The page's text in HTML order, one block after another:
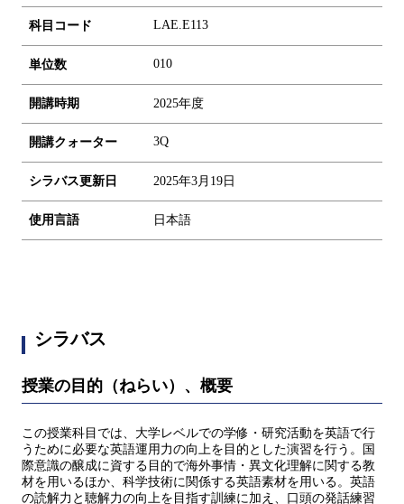
科目コード LAE.E113
単位数 010
開講時期 2025年度
開講クォーター 3Q
シラバス更新日 2025年3月19日
使用言語 日本語
シラバス
授業の目的（ねらい）、概要
この授業科目では、大学レベルでの学修・研究活動を英語で行
うために必要な英語運用力の向上を目的とした演習を行う。国
際意識の醸成に資する目的で海外事情・異文化理解に関する教
材を用いるほか、科学技術に関係する英語素材を用いる。英語
の読解力と聴解力の向上を目指す訓練に加え、口頭の発話練習